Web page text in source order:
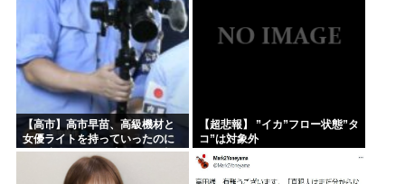
【高市】高市早苗、高級機材と
女優ライトを持っていったのに
結局映像でも不気味なトカゲ顔
になってしまう
【超悲報】 ”イカ”フロー状態”タ
コ”は対象外